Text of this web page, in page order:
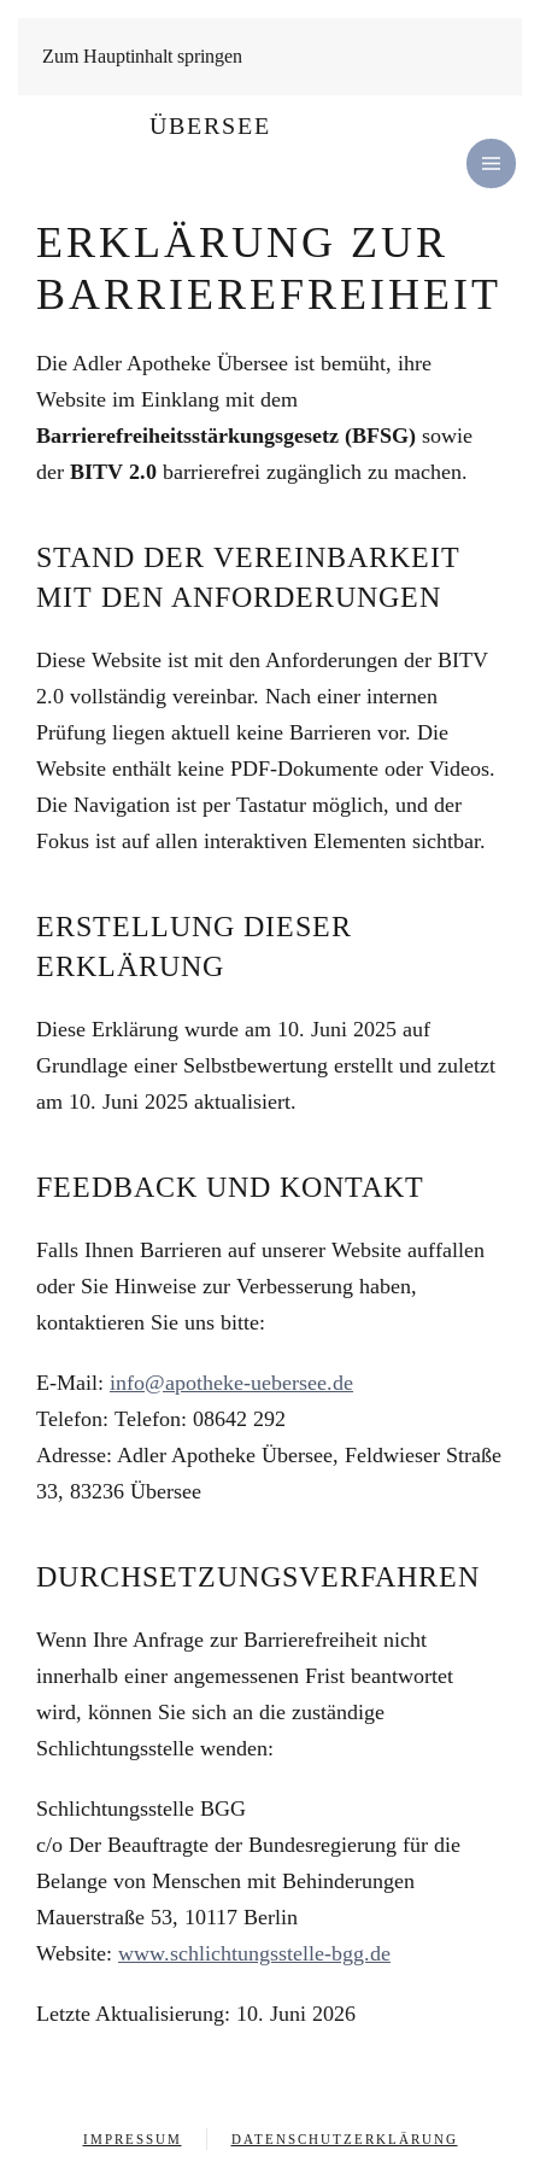
Zum Hauptinhalt springen
ERKLÄRUNG ZUR
BARRIEREFREIHEIT
Die Adler Apotheke Übersee ist bemüht, ihre
Website im Einklang mit dem
Barrierefreiheitsstärkungsgesetz (BFSG) sowie
der BITV 2.0 barrierefrei zugänglich zu machen.
STAND DER VEREINBARKEIT
MIT DEN ANFORDERUNGEN
Diese Website ist mit den Anforderungen der BITV
2.0 vollständig vereinbar. Nach einer internen
Prüfung liegen aktuell keine Barrieren vor. Die
Website enthält keine PDF-Dokumente oder Videos.
Die Navigation ist per Tastatur möglich, und der
Fokus ist auf allen interaktiven Elementen sichtbar.
ERSTELLUNG DIESER
ERKLÄRUNG
Diese Erklärung wurde am 10. Juni 2025 auf
Grundlage einer Selbstbewertung erstellt und zuletzt
am 10. Juni 2025 aktualisiert.
FEEDBACK UND KONTAKT
Falls Ihnen Barrieren auf unserer Website auffallen
oder Sie Hinweise zur Verbesserung haben,
kontaktieren Sie uns bitte:
E-Mail: info@apotheke-uebersee.de
Telefon: Telefon: 08642 292
Adresse: Adler Apotheke Übersee, Feldwieser Straße
33, 83236 Übersee
DURCHSETZUNGSVERFAHREN
Wenn Ihre Anfrage zur Barrierefreiheit nicht
innerhalb einer angemessenen Frist beantwortet
wird, können Sie sich an die zuständige
Schlichtungsstelle wenden:
Schlichtungsstelle BGG
c/o Der Beauftragte der Bundesregierung für die
Belange von Menschen mit Behinderungen
Mauerstraße 53, 10117 Berlin
Website: www.schlichtungsstelle-bgg.de
Letzte Aktualisierung: 10. Juni 2026
IMPRESSUM DATENSCHUTZERKLÄRUNG